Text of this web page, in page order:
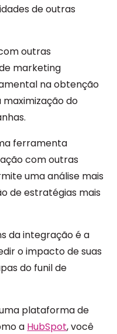
de outras
outras
marketing
na obtenção
do
ferramenta
com outras
uma análise mais
de estratégias mais
da integração é a
o impacto de suas
do funil de
plataforma de
a HubSpot, você